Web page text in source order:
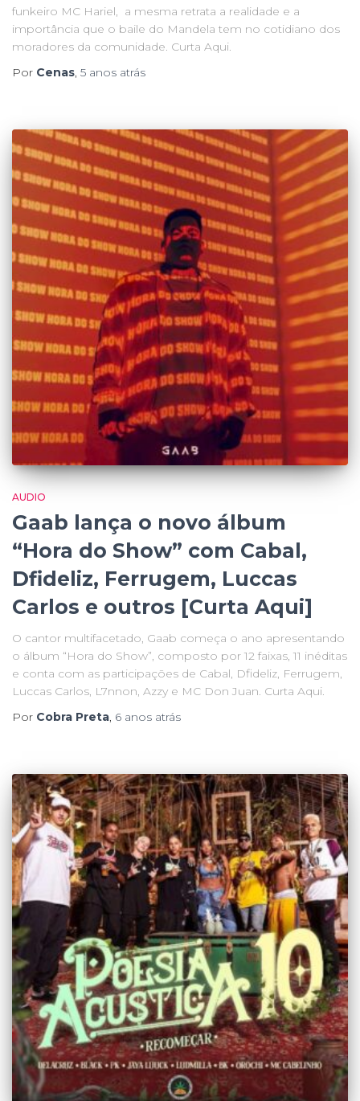
funkeiro MC Hariel, a mesma retrata a realidade e a
importância que o baile do Mandela tem no cotidiano dos
moradores da comunidade. Curta Aqui.
Por Cenas, 5 anos atrás
AUDIO
Gaab lança o novo álbum
“Hora do Show” com Cabal,
Dfideliz, Ferrugem, Luccas
Carlos e outros [Curta Aqui]
O cantor multifacetado, Gaab começa o ano apresentando
o álbum “Hora do Show”, composto por 12 faixas, 11 inéditas
e conta com as participações de Cabal, Dfideliz, Ferrugem,
Luccas Carlos, L7nnon, Azzy e MC Don Juan. Curta Aqui.
Por Cobra Preta, 6 anos atrás